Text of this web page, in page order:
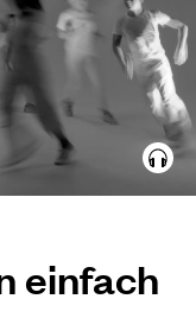
einfach